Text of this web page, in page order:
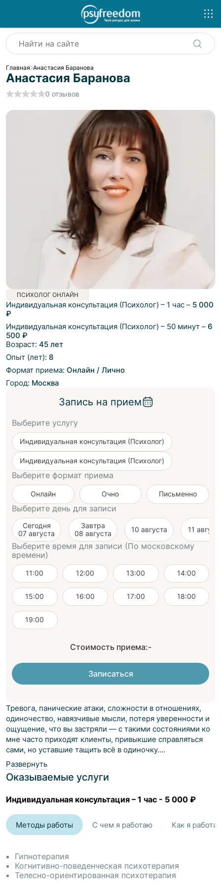
Главная Анастасия Баранова
Анастасия Баранова
0 отзывов
ПСИХОЛОГ ОНЛАЙН
Индивидуальная консультация (Психолог) – 1 час – 5 000
₽
Индивидуальная консультация (Психолог) – 50 минут – 6
500 ₽
Возраст: 45 лет
Опыт (лет): 8
Формат приема: Онлайн / Лично
Город: Москва
Запись на прием
Выберите услугу
Индивидуальная консультация (Психолог)
Индивидуальная консультация (Психолог)
Выберите формат приема
Онлайн Очно Письменно
Выберите день для записи
Сегодня
07 августа
Завтра
08 августа
10 августа 11
Выберите время для записи (По московскому
времени)
11:00 12:00 13:00 14:00
15:00 16:00 17:00 18:00
19:00
Стоимость приема:-
Записаться
Тревога, панические атаки, сложности в отношениях,
одиночество, навязчивые мысли, потеря уверенности и
ощущение, что вы застряли — с такими состояниями ко
мне часто приходят клиенты, привыкшие справляться
сами, но уставшие тащить всё в одиночку.
Я не работаю по универсальным схемам. Каждая сессия
выстраивается индивидуально — под ваш запрос, темп и
В основе моей работы — современные доказательные
быстро навести ясность, изменить тревожные мысли и
поведенческие паттерны. Телесно-ориентированные
устойчивости. Эриксоновский гипноз — мягкий и
безопасный метод глубокой работы с подсознанием,
который позволяет запустить изменения там, где
Развернуть
Оказываемые услуги
Индивидуальная консультация – 1 час - 5 000 ₽
Методы работы С чем я работаю Как я
Гипнотерапия
Когнитивно-поведенческая психотерапия
Телесно-ориентированная психотерапия